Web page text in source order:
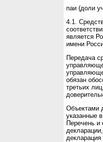
паи (доли
4.1.
является
имени
Передача
обязан
третьих
Объектами
указанные
Перечень и